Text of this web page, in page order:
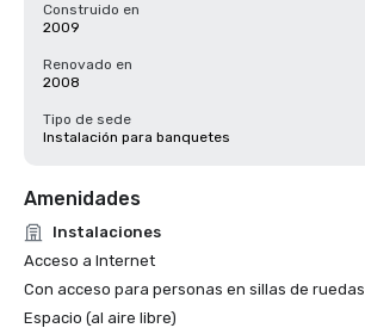
Construido en
2009
Renovado en
2008
Tipo de sede
Instalación para banquetes
Amenidades
Instalaciones
Acceso a Internet
Con acceso para personas en sillas de ruedas
Espacio (al aire libre)